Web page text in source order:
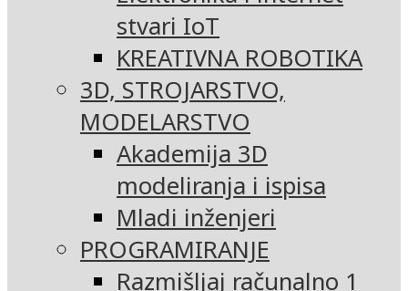
stvari IoT
KREATIVNA ROBOTIKA
3D, STROJARSTVO,
MODELARSTVO
Akademija 3D
modeliranja i ispisa
Mladi inženjeri
PROGRAMIRANJE
Razmišljaj računalno 1